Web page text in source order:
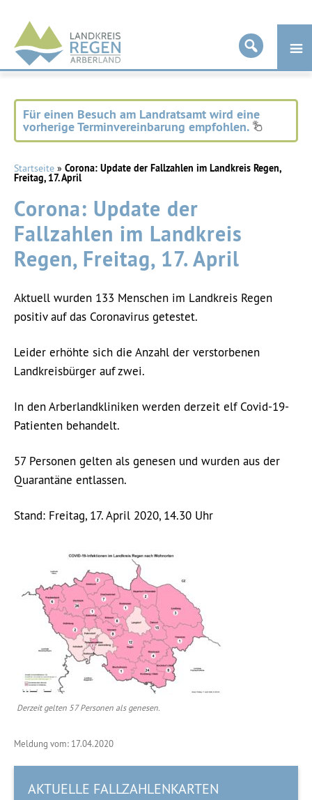
Landkreis
Regen
Für einen Besuch am Landratsamt wird eine
vorherige Terminvereinbarung empfohlen.
Startseite » Corona: Update der Fallzahlen im Landkreis Regen,
Freitag, 17. April
Corona: Update der
Fallzahlen im Landkreis
Regen, Freitag, 17. April
Aktuell wurden 133 Menschen im Landkreis Regen
positiv auf das Coronavirus getestet.
Leider erhöhte sich die Anzahl der verstorbenen
Landkreisbürger auf zwei.
In den Arberlandkliniken werden derzeit elf Covid-19-
Patienten behandelt.
57 Personen gelten als genesen und wurden aus der
Quarantäne entlassen.
Stand: Freitag, 17. April 2020, 14.30 Uhr
Derzeit gelten 57 Personen als genesen.
Meldung vom: 17.04.2020
AKTUELLE FALLZAHLENKARTEN